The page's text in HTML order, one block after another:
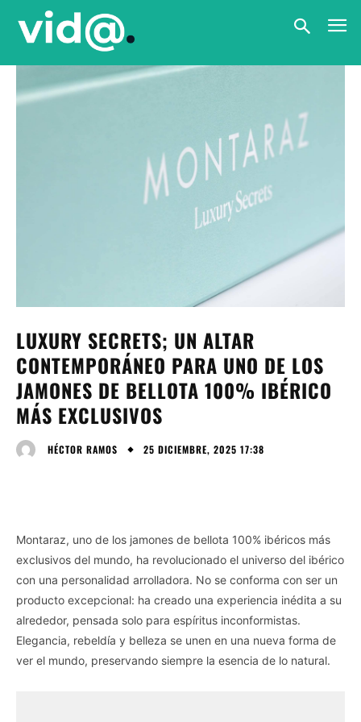
LUXURY SECRETS; UN ALTAR
CONTEMPORÁNEO PARA UNO DE LOS
JAMONES DE BELLOTA 100% IBÉRICO
MÁS EXCLUSIVOS
HÉCTOR RAMOS 25 DICIEMBRE, 2025 17:38
Montaraz, uno de los jamones de bellota 100% ibéricos más
exclusivos del mundo, ha revolucionado el universo del ibérico
con una personalidad arrolladora. No se conforma con ser un
producto excepcional: ha creado una experiencia inédita a su
alrededor, pensada solo para espíritus inconformistas.
Elegancia, rebeldía y belleza se unen en una nueva forma de
ver el mundo, preservando siempre la esencia de lo natural.